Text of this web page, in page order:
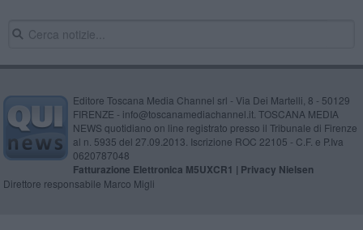
Editore Toscana Media Channel srl - Via Dei Martelli, 8 - 50129
FIRENZE - info@toscanamediachannel.it. TOSCANA MEDIA
NEWS quotidiano on line registrato presso il Tribunale di Firenze
al n. 5935 del 27.09.2013. Iscrizione ROC 22105 - C.F. e P.Iva
0620787048
Fatturazione Elettronica M5UXCR1 | Privacy Nielsen
Direttore responsabile Marco Migli